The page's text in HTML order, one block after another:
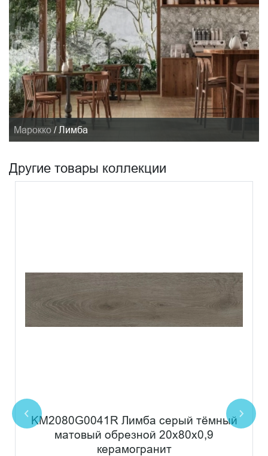
Марокко / Лимба
Другие товары коллекции
KM2080G0041R Лимба серый тёмный
матовый обрезной 20x80x0,9
керамогранит